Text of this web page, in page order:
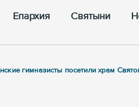
Епархия Cвятыни
гимназисты посетили храм